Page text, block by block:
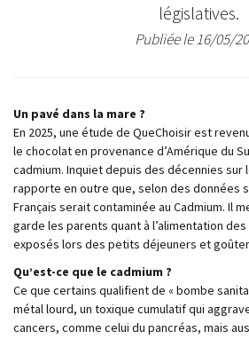
législatives.
Publiée le 16/05/
Un pavé dans la mare ?
En 2025, une étude de QueChoisir est
le chocolat en provenance d’Amérique du
cadmium. Inquiet depuis des décennies sur
rapporte en outre que, selon des données
Français serait contaminée au Cadmium. Il
garde les parents quant à l’alimentation
exposés lors des petits déjeuners et
Qu’est-ce que le cadmium ?
Ce que certains qualifient de « bombe
métal lourd, un toxique cumulatif qui
cancers, comme celui du pancréas, mais